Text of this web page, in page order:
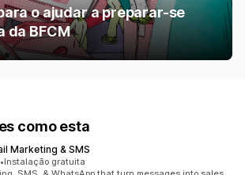
o ajudar a preparar-se
da BFCM
como esta
Marketing & SMS
avaliações
•Instalação gratuita